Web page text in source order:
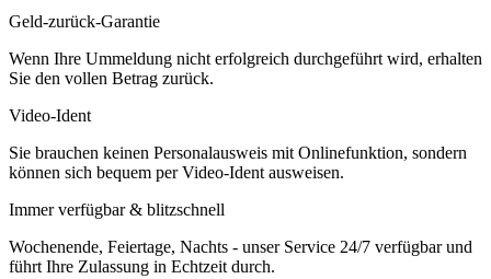
Geld-zurück-Garantie
Wenn Ihre Ummeldung nicht erfolgreich durchgeführt wird, erhalten
Sie den vollen Betrag zurück.
Video-Ident
Sie brauchen keinen Personalausweis mit Onlinefunktion, sondern
können sich bequem per Video-Ident ausweisen.
Immer verfügbar & blitzschnell
Wochenende, Feiertage, Nachts - unser Service 24/7 verfügbar und
führt Ihre Zulassung in Echtzeit durch.